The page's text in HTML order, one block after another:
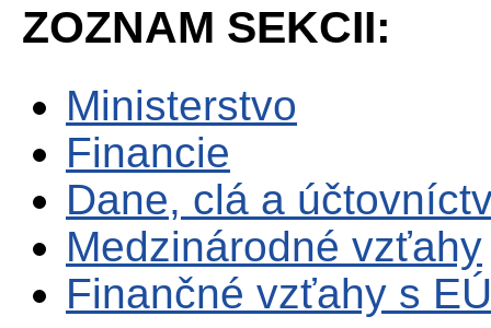
ZOZNAM SEKCII:
Ministerstvo
Financie
Dane, clá a
Medzinárodné vzťahy
Finančné vzťahy s EÚ